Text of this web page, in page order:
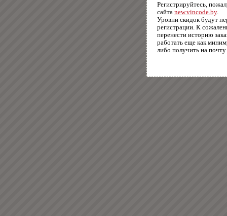
Регистрируйтесь,
сайта new.vincode.by.
Уровни скидок будут
регистрации. К
перенести историю
работать еще как
либо получить на